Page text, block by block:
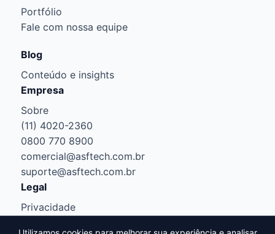
Portfólio
Fale com nossa equipe
Blog
Conteúdo e insights
Empresa
Sobre
(11) 4020-2360
0800 770 8900
comercial@asftech.com.br
suporte@asftech.com.br
Legal
Privacidade